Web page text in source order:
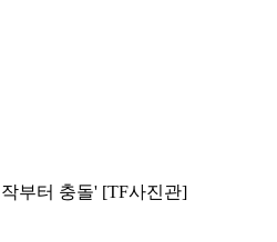
부터 충돌' [TF사진관]